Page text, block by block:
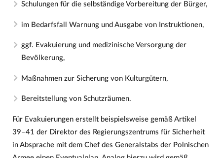
Schulungen für die selbständige Vorbereitung der Bürger,
im Bedarfsfall Warnung und Ausgabe von Instruktionen,
ggf. Evakuierung und medizinische Versorgung der
Bevölkerung,
Maßnahmen zur Sicherung von Kulturgütern,
Bereitstellung von Schutzräumen.
Für Evakuierungen erstellt beispielsweise gemäß Artikel
39–41 der Direktor des Regierungszentrums für Sicherheit
in Absprache mit dem Chef des Generalstabs der Polnischen